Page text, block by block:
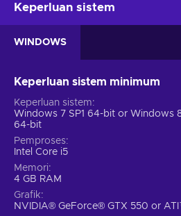
Keperluan sistem
WINDOWS
Keperluan sistem minimum
Keperluan sistem
Windows 7 SP1 64-bit or Windows
64-bit
Pemproses
Intel Core i5
Memori
4 GB RAM
Grafik
NVIDIA® GeForce® GTX 550 or